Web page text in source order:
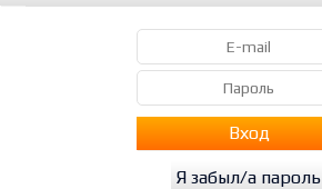
Вход
Я забыл/а пароль